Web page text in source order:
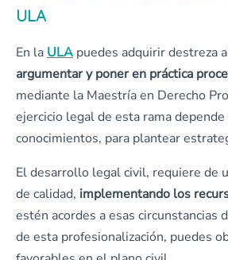
ULA
En la ULA puedes adquirir destreza
argumentar y poner en práctica
mediante la Maestría en Derecho
ejercicio legal de esta rama
conocimientos, para plantear
El desarrollo legal civil, requiere de
de calidad, implementando los
estén acordes a esas circunstancias
de esta profesionalización, puedes